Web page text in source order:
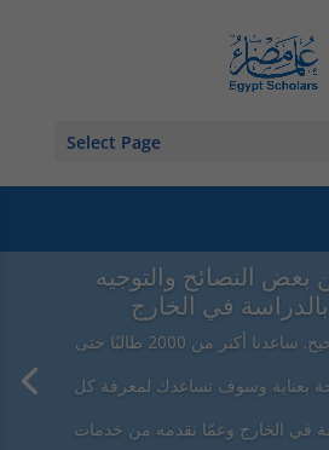
Select Page
النصائح والتوجيه
في الخارج
أنت في المكان الصحيح. ساعدنا أكثر من 2000 طالبًا حتى
بعناية وسوف تساعدك لمعرفة كل
في الخارج وعمّا نقدمه من خدمات